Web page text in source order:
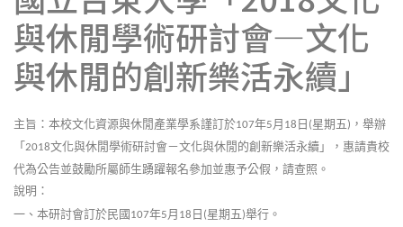
與休閒學術研討會—文化
與休閒的創新樂活永續」
主旨：本校文化資源與休閒產業學系謹訂於107年5月 18 日 (星期五) ，舉辦
「 2018文化與休閒學術研討會－文化與休閒的創新樂活永續」，惠請貴校
代為公告並鼓勵所屬師生踴躍報名參加並惠予公假，請查照。
說明：
一、本研討會訂於民國 107年5月 18 日 (星期五)舉行。